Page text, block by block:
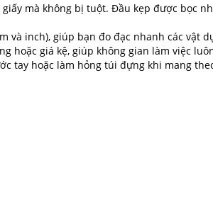
giấy mà không bị tuột. Đầu kẹp được bọc
và inch), giúp bạn đo đạc nhanh các vật
hoặc giá kệ, giúp không gian làm việc
tay hoặc làm hỏng túi đựng khi mang